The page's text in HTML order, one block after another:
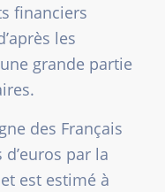
financiers
les
grande partie
des Français
par la
est estimé à